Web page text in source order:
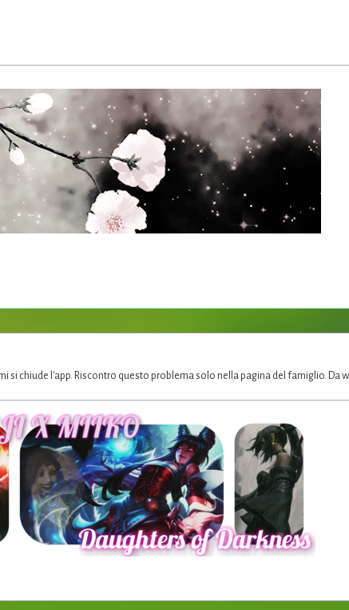
si chiude l'app. Riscontro questo problema solo nella pagina del famiglio. Da